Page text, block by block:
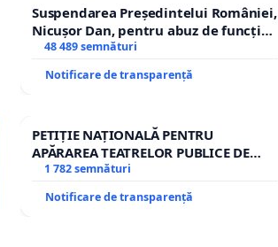
Suspendarea Președintelui României,
Nicușor Dan, pentru abuz de funcție
și discreditarea statului
48 489 semnături
Notificare de transparență
PETIȚIE NAȚIONALĂ PENTRU
APĂRAREA TEATRELOR PUBLICE DE
REPERTORIU DIN ROMÂNIA
1 782 semnături
Notificare de transparență